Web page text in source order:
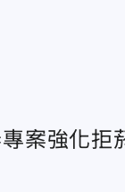
案強化拒